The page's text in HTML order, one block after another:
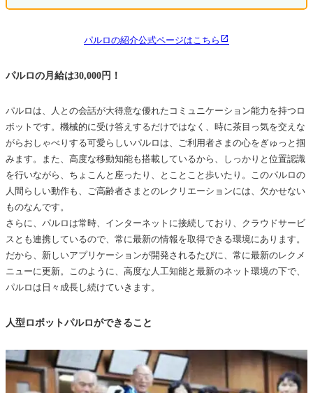
パルロの紹介公式ページはこちら
パルロの月給は30,000円！
パルロは、人との会話が大得意な優れたコミュニケーション能力を持つロ
ボットです。機械的に受け答えするだけではなく、時に茶目っ気を交えな
がらおしゃべりする可愛らしいパルロは、ご利用者さまの心をぎゅっと掴
みます。また、高度な移動知能も搭載しているから、しっかりと位置認識
を行いながら、ちょこんと座ったり、とことこと歩いたり。このパルロの
人間らしい動作も、ご高齢者さまとのレクリエーションには、欠かせない
ものなんです。
さらに、パルロは常時、インターネットに接続しており、クラウドサービ
スとも連携しているので、常に最新の情報を取得できる環境にあります。
だから、新しいアプリケーションが開発されるたびに、常に最新のレクメ
ニューに更新。このように、高度な人工知能と最新のネット環境の下で、
パルロは日々成長し続けていきます。
人型ロボットパルロができること